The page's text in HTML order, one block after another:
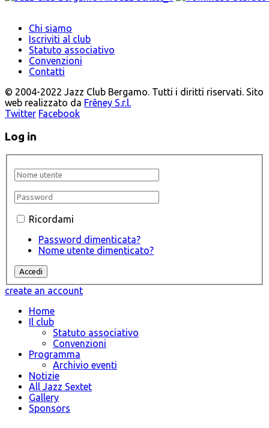
Chi siamo
Iscriviti al club
Statuto associativo
Convenzioni
Contatti
© 2004-2022 Jazz Club Bergamo. Tutti i diritti riservati. Sito
web realizzato da Frêney S.r.l.
Twitter Facebook
Log in
Ricordami
Password dimenticata?
Nome utente dimenticato?
create an account
Home
Il club
Statuto associativo
Convenzioni
Programma
Archivio eventi
Notizie
All Jazz Sextet
Gallery
Sponsors